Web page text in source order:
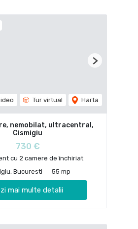
Tur virtual Harta
Next
nemobilat, ultracentral,
Cismigiu
730 €
cu 2 camere de închiriat
Bucuresti
55 mp
mai multe detalii